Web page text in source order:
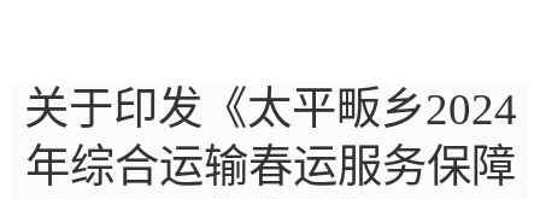
关于印发《太平畈乡2024
年综合运输春运服务保障